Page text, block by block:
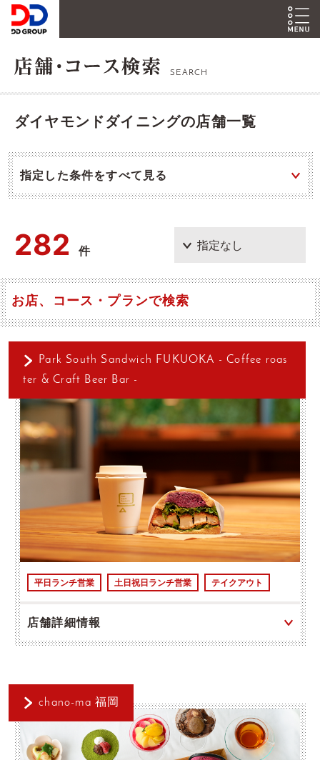
SEARCH
ダイヤモンドダイニングの店舗一覧
指定した条件をすべて見る
282 件
お店、コース・プランで検索
Park South Sandwich FUKUOKA - Coffee roas
ter & Craft Beer Bar -
平日ランチ営業 土日祝日ランチ営業 テイクアウト
店舗詳細情報
chano-ma 福岡